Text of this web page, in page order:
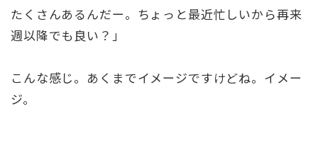
たくさんあるんだー。ちょっと最近忙しいから再来
週以降でも良い？」
こんな感じ。あくまでイメージですけどね。イメー
ジ。